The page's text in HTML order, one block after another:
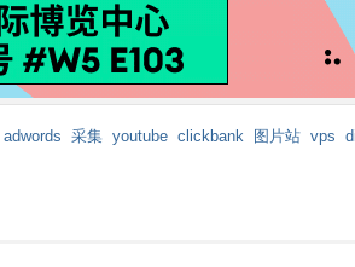
adwords 采集 youtube clickbank 图片站 vps